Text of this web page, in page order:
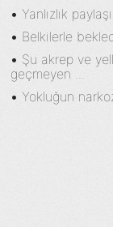
•Yanlızlık
• Belkilerle
• Şu akrep ve
geçmeyen ...
•Yokluğun